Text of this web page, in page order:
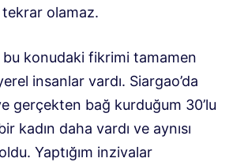
olamaz.
bu konudaki fikrimi tamamen
insanlar vardı. Siargao’da
gerçekten bağ kurduğum 30’lu
kadın daha vardı ve aynısı
Yaptığım inzivalar